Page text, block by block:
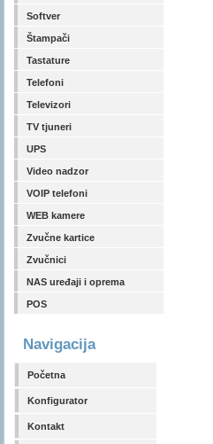
Softver
Štampači
Tastature
Telefoni
Televizori
TV tjuneri
UPS
Video nadzor
VOIP telefoni
WEB kamere
Zvučne kartice
Zvučnici
NAS uređaji i oprema
POS
Navigacija
Početna
Konfigurator
Kontakt